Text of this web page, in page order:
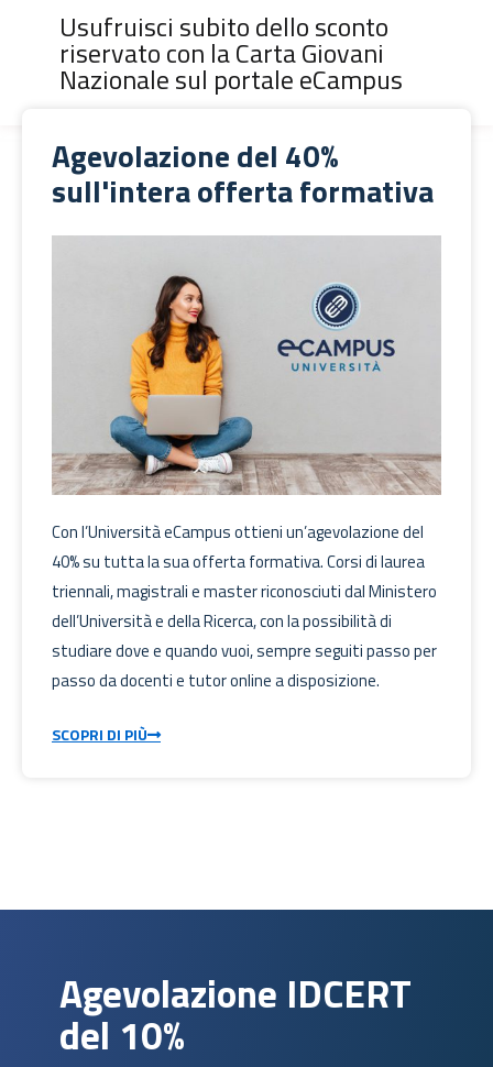
Usufruisci subito dello sconto
riservato con la Carta Giovani
Nazionale sul portale eCampus
Agevolazione del 40%
sull'intera offerta formativa
Con l’Università eCampus ottieni un’agevolazione del
40% su tutta la sua offerta formativa. Corsi di laurea
triennali, magistrali e master riconosciuti dal Ministero
dell’Università e della Ricerca, con la possibilità di
studiare dove e quando vuoi, sempre seguiti passo per
passo da docenti e tutor online a disposizione.
SCOPRI DI PIÙ
Agevolazione IDCERT
del 10%